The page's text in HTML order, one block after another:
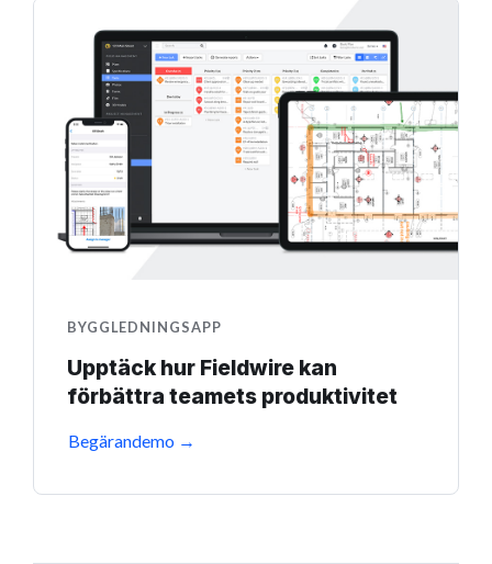
BYGGLEDNINGSAPP
Upptäck hur Fieldwire kan
förbättra teamets produktivitet
Begärandemo →